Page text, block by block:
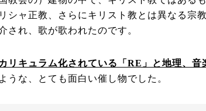
シャ正教、さらにキリスト教とは異なる宗
され、歌が歌われたのです。
リキュラム化されている「RE」と地理、音
うな、とても面白い催し物でした。